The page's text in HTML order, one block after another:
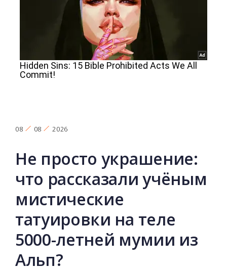
08 08 2026
Не просто украшение:
что рассказали учёным
мистические
татуировки на теле
5000-летней мумии из
Альп?